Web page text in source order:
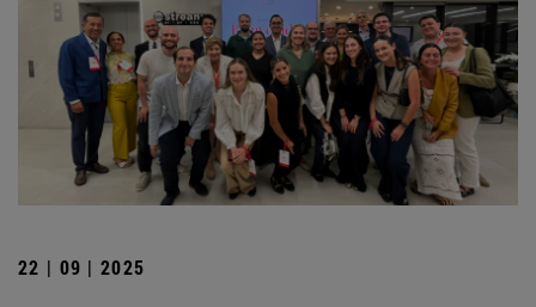
22 | 09 | 2025